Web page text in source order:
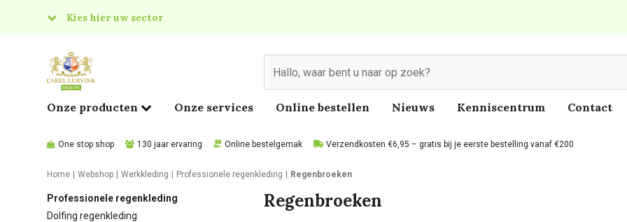
Kies hier uw sector
Food
Onze producten Onze services Online bestellen Nieuws Kenniscentrum Contact
One stop shop 130 jaar ervaring Online bestelgemak Verzendkosten €6,95 – gratis bij je eerste bestelling vanaf €200
Home Webshop Werkkleding Professionele regenkleding Regenbroeken
Professionele regenkleding
Dolfing regenkleding
Regenbroeken